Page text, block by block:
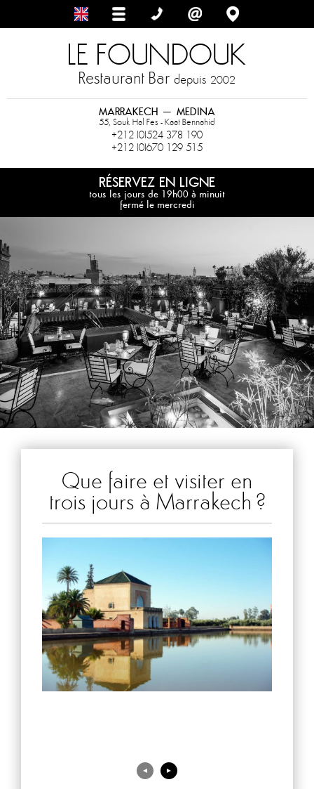
LE FOUNDOUK
Restaurant Bar depuis 2002
MARRAKECH – MEDINA
55, Souk Hal Fes - Kaat Bennahid
+212 (0)524 378 190
+212 (0)670 129 515
RÉSERVEZ EN LIGNE
tous les jours de 19h00 à minuit
fermé le mercredi
Que faire et visiter en
trois jours à Marrakech ?
◄ ►